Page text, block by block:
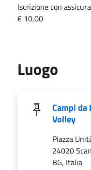
Iscrizione con
€ 10,00
Luogo
Campi da
Volley
Piazza
24020
BG, Italia